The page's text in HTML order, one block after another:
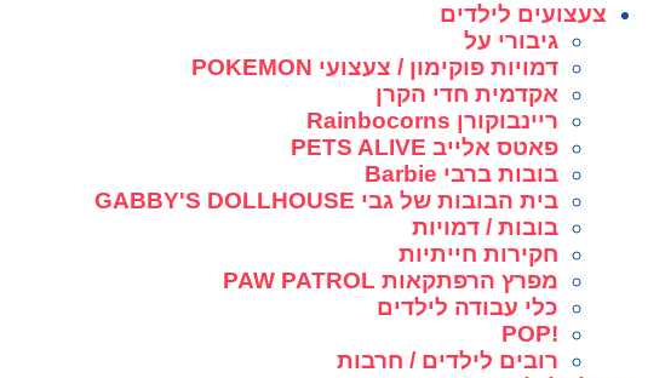
צעצועים לילדים
גיבורי על
דמויות פוקימון / צעצועי POKEMON
אקדמית חדי הקרן
ריינבוקורן Rainbocorns
פאטס אלייב PETS ALIVE
בובות ברבי Barbie
בית הבובות של גבי GABBY'S DOLLHOUSE
בובות / דמויות
חקירות חייתיות
מפרץ הרפתקאות PAW PATROL
כלי עבודה לילדים
!POP
רובים לילדים / חרבות